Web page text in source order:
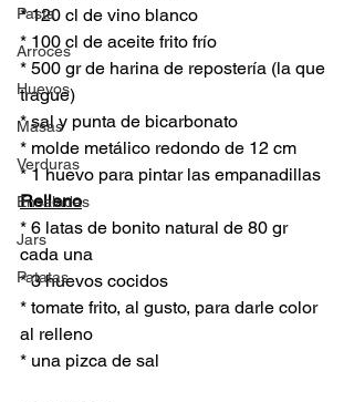
Pasta
Arroces
Huevos
Masas
Verduras
Ensaladas
Jars
Patatas
* 120 cl de vino blanco
* 100 cl de aceite frito frío
* 500 gr de harina de repostería (la que
trague)
* sal y punta de bicarbonato
* molde metálico redondo de 12 cm
* 1 huevo para pintar las empanadillas
Relleno
* 6 latas de bonito natural de 80 gr
cada una
* 3 huevos cocidos
* tomate frito, al gusto, para darle color
al relleno
* una pizca de sal